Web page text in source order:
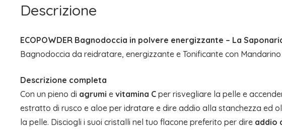
Descrizione
ECOPOWDER Bagnodoccia in polvere energizzante – La
Bagnodoccia da reidratare, energizzante e Tonificante con Mandarino
Descrizione completa
Con un pieno di agrumi e vitamina C per risvegliare la pelle e
estratto di rusco e aloe per idratare e dire addio alla stanchezza ed
la pelle. Disciogli i suoi cristalli nel tuo flacone preferito per dire addio